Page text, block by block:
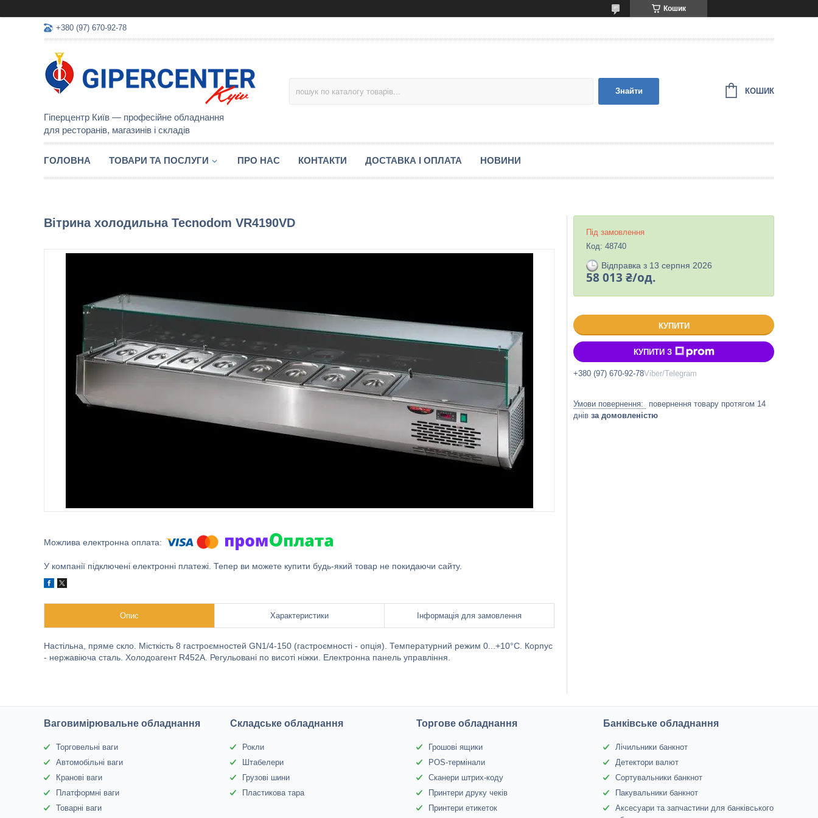
Кошик
+380 (97) 670-92-78
Гіперцентр Київ — професійне обладнання
для ресторанів, магазинів і складів
Знайти КОШИК
ГОЛОВНА ТОВАРИ ТА ПОСЛУГИ ПРО НАС КОНТАКТИ ДОСТАВКА І ОПЛАТА НОВИНИ
Вітрина холодильна Tecnodom VR4190VD
У компанії підключені електронні платежі. Тепер ви можете купити будь-який товар не покидаючи сайту.
Опис Характеристики Інформація для замовлення
Настільна, пряме скло. Місткість 8 гастроємностей GN1/4-150 (гастроємності - опція). Температурний режим 0...+10°С. Корпус
- нержавіюча сталь. Холодоагент R452А. Регульовані по висоті ніжки. Електронна панель управління.
Під замовлення
Код: 48740
Відправка з 13 серпня 2026
58 013 ₴/од.
КУПИТИ
КУПИТИ З
+380 (97) 670-92-78Viber/Telegram
повернення товару протягом 14
днів за домовленістю
Ваговимірювальне обладнання
Торговельні ваги
Автомобільні ваги
Кранові ваги
Платформні ваги
Товарні ваги
Складське обладнання
Рокли
Штабелери
Грузові шини
Пластикова тара
Торгове обладнання
Грошові ящики
POS-термінали
Сканери штрих-коду
Принтери друку чеків
Принтери етикеток
Банківське обладнання
Лічильники банкнот
Детектори валют
Сортувальники банкнот
Пакувальники банкнот
Аксесуари та запчастини для банківського